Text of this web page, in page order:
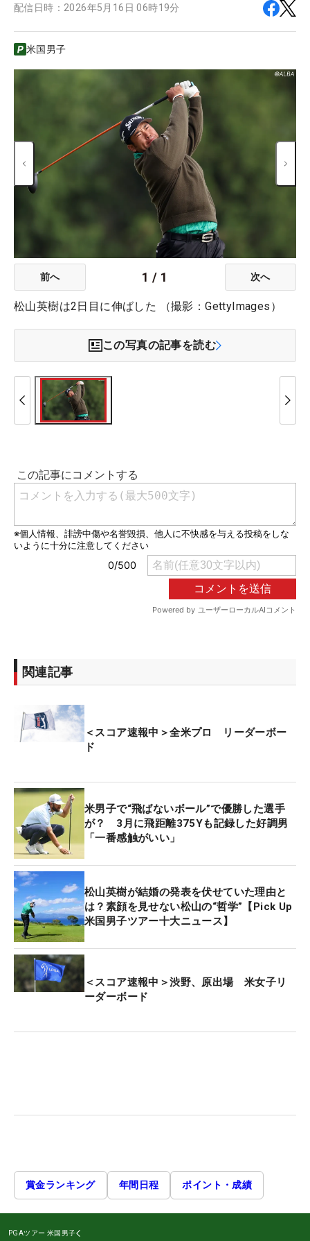
配信日時： 2026年5月16日 06時19分
米国男子
前へ 1 / 1 次へ
松山英樹は2日目に伸ばした （撮影：GettyImages）
この写真の記事を読む
関連記事
＜スコア速報中＞全米プロ リーダーボー
ド
米男子で“飛ばないボール”で優勝した選手
が？ 3月に飛距離375Yも記録した好調男
「一番感触がいい」
松山英樹が結婚の発表を伏せていた理由と
は？素顔を見せない松山の“哲学”【Pick Up
米国男子ツアー十大ニュース】
＜スコア速報中＞渋野、原出場 米女子リ
ーダーボード
賞金ランキング 年間日程 ポイント・成績
PGAツアー 米国男子